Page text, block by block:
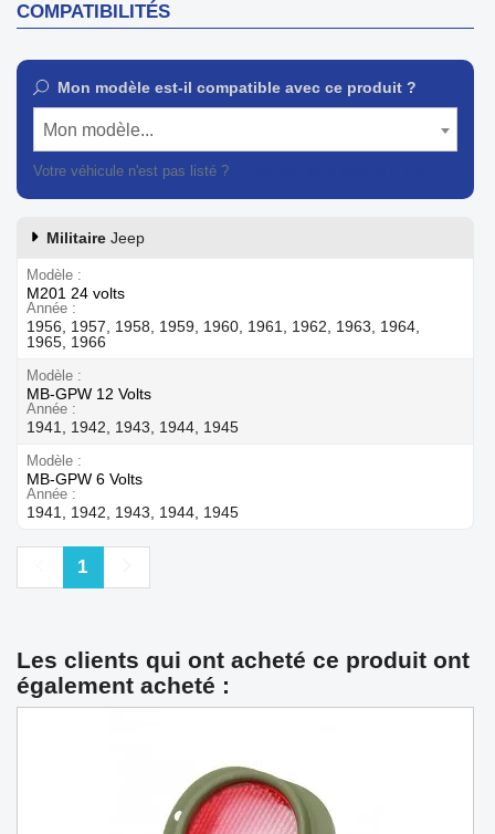
COMPATIBILITÉS
Mon modèle est-il compatible avec ce produit ?
Mon modèle...
Votre véhicule n'est pas listé ?
Militaire Jeep
Modèle
M201 24 volts
Année
1956, 1957, 1958, 1959, 1960, 1961, 1962, 1963, 1964,
1965, 1966
Modèle
MB-GPW 12 Volts
Année
1941, 1942, 1943, 1944, 1945
Modèle
MB-GPW 6 Volts
Année
1941, 1942, 1943, 1944, 1945
Précédent
1
Les clients qui ont acheté ce produit ont
également acheté :